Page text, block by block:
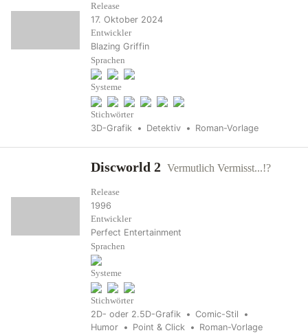
Release
17. Oktober 2024
Entwickler
Blazing Griffin
Sprachen
Systeme
Stichwörter
3D-Grafik Detektiv Roman-Vorlage
Discworld 2 Vermutlich Vermisst...!?
Release
1996
Entwickler
Perfect Entertainment
Sprachen
Systeme
Stichwörter
2D- oder 2.5D-Grafik
Comic-Stil
Humor
Point & Click Roman-Vorlage